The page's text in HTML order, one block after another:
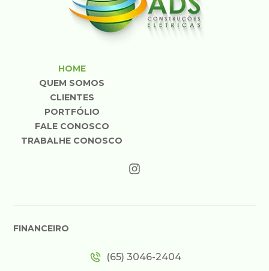
HOME
QUEM SOMOS
CLIENTES
PORTFÓLIO
FALE CONOSCO
TRABALHE CONOSCO
FINANCEIRO
(65) 3046-2404